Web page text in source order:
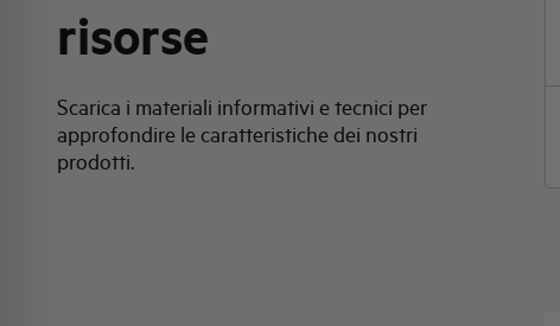
risorse
Scarica i materiali informativi e tecnici per
approfondire le caratteristiche dei nostri
prodotti.